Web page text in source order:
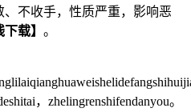
不收手，性质严重，影响恶
下载】 。
，zhelingrenshifendanyou。